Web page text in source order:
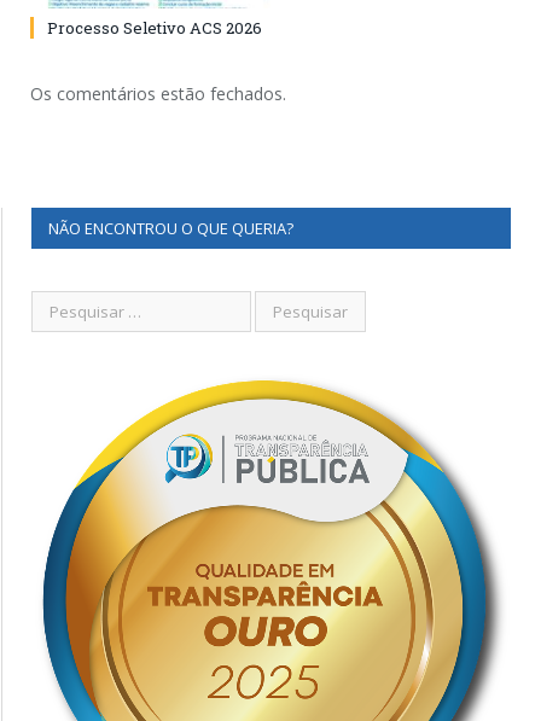
Processo Seletivo ACS 2026
Os comentários estão fechados.
NÃO ENCONTROU O QUE QUERIA?